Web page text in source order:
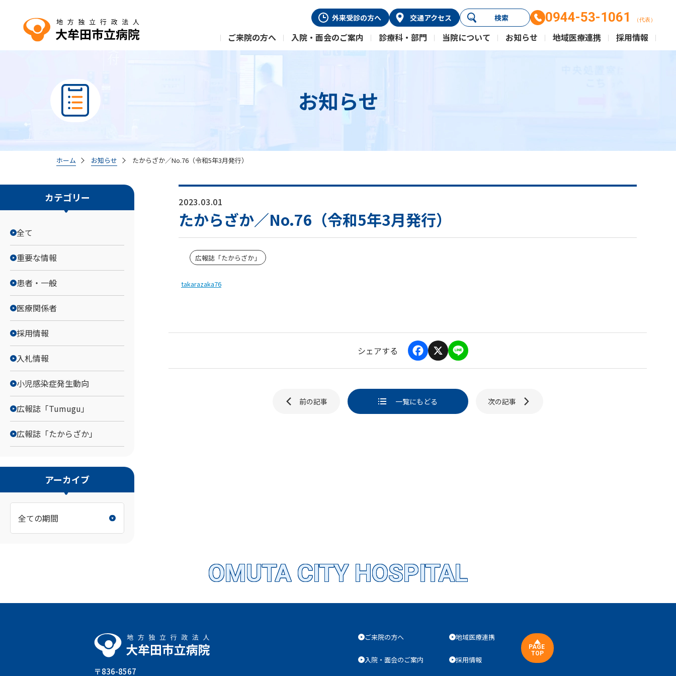
外来受診の方へ 交通アクセス 検索 0944-53-1061 （代表）
ご来院の方へ 入院・面会のご案内 診療科・部門 当院について お知らせ 地域医療連携 採用情報
お知らせ
ホーム お知らせ たからざか／No.76（令和5年3月発行）
2023.03.01
たからざか／No.76（令和5年3月発行）
広報誌「たからざか」
takarazaka76
シェアする
a
e
b
o
o
i
e
ページ送り
一覧にもどる
前の記事 次の記事
カテゴリー
全て
重要な情報
患者・一般
医療関係者
採用情報
入札情報
小児感染症発生動向
広報誌「Tumugu」
広報誌「たからざか」
アーカイブ
OMUTA CITY HOSPITAL
〒836-8567
ご来院の方へ
入院・面会のご案内
地域医療連携
採用情報
PAGE
TOP